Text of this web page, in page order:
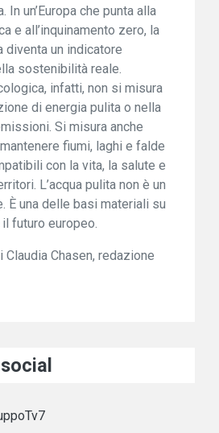
In un’Europa che punta alla
e all’inquinamento zero, la
diventa un indicatore
sostenibilità reale.
infatti, non si misura
di energia pulita o nella
Si misura anche
fiumi, laghi e falde
con la vita, la salute e
L’acqua pulita non è un
È una delle basi materiali su
futuro europeo.
Claudia Chasen, redazione